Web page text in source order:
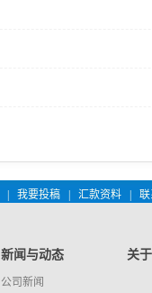
| 我要投稿 | 汇款资料 |
新闻与动态
公司新闻
关